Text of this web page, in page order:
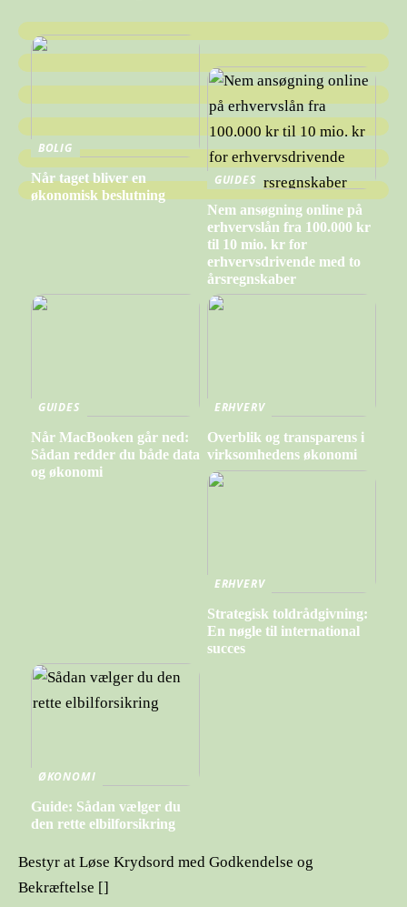
BOLIG
Når taget bliver en
økonomisk beslutning
GUIDES
Nem ansøgning online på
erhvervslån fra 100.000 kr
til 10 mio. kr for
erhvervsdrivende med to
årsregnskaber
GUIDES
Når MacBooken går ned:
Sådan redder du både data
og økonomi
ERHVERV
Overblik og transparens i
virksomhedens økonomi
ERHVERV
Strategisk toldrådgivning:
En nøgle til international
succes
ØKONOMI
Guide: Sådan vælger du
den rette elbilforsikring
Bestyr at Løse Krydsord med Godkendelse og
Bekræftelse []